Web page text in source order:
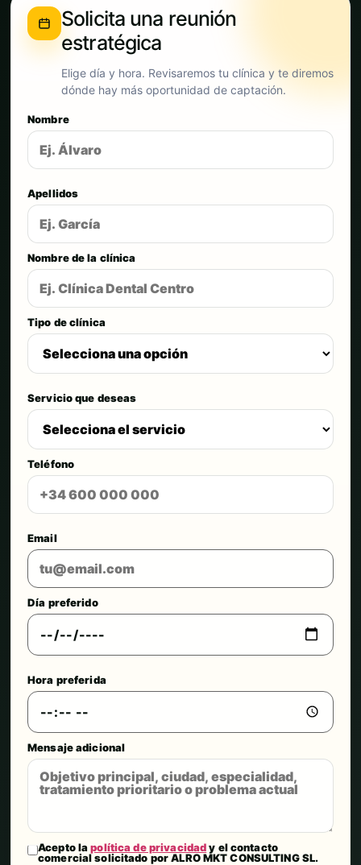
Solicita una reunión
estratégica
Elige día y hora. Revisaremos tu clínica y te diremos
dónde hay más oportunidad de captación.
Nombre
Apellidos
Nombre de la clínica
Tipo de clínica
Servicio que deseas
Teléfono
Email
Día preferido
Hora preferida
Mensaje adicional
Acepto lapolítica de privacidady el contacto
comercial solicitado por ALRO MKT CONSULTING SL.